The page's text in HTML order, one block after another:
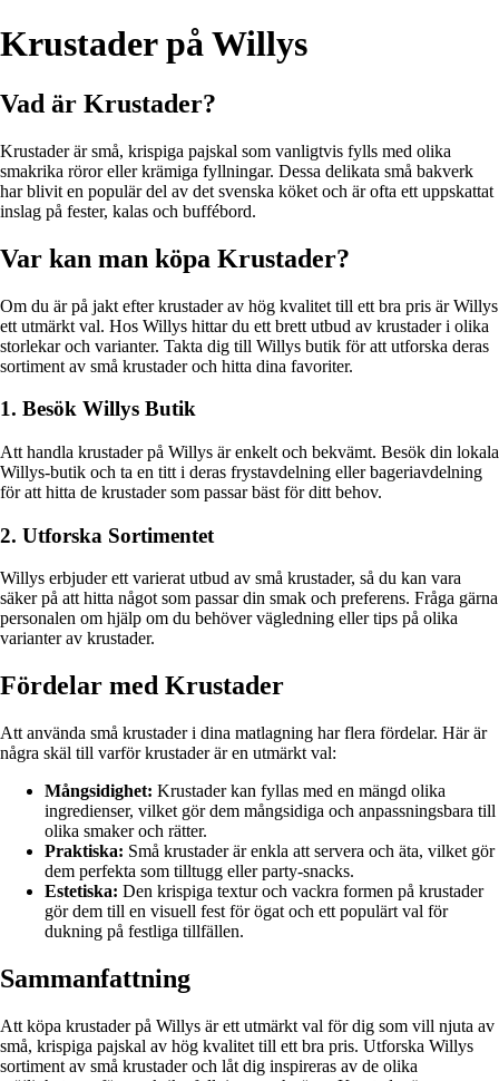
Krustader på Willys
Vad är Krustader?
Krustader är små, krispiga pajskal som vanligtvis fylls med olika
smakrika röror eller krämiga fyllningar. Dessa delikata små bakverk
har blivit en populär del av det svenska köket och är ofta ett uppskattat
inslag på fester, kalas och buffébord.
Var kan man köpa Krustader?
Om du är på jakt efter krustader av hög kvalitet till ett bra pris är Willys
ett utmärkt val. Hos Willys hittar du ett brett utbud av krustader i olika
storlekar och varianter. Takta dig till Willys butik för att utforska deras
sortiment av små krustader och hitta dina favoriter.
1. Besök Willys Butik
Att handla krustader på Willys är enkelt och bekvämt. Besök din lokala
Willys-butik och ta en titt i deras frystavdelning eller bageriavdelning
för att hitta de krustader som passar bäst för ditt behov.
2. Utforska Sortimentet
Willys erbjuder ett varierat utbud av små krustader, så du kan vara
säker på att hitta något som passar din smak och preferens. Fråga gärna
personalen om hjälp om du behöver vägledning eller tips på olika
varianter av krustader.
Fördelar med Krustader
Att använda små krustader i dina matlagning har flera fördelar. Här är
några skäl till varför krustader är en utmärkt val:
Mångsidighet: Krustader kan fyllas med en mängd olika
ingredienser, vilket gör dem mångsidiga och anpassningsbara till
olika smaker och rätter.
Praktiska: Små krustader är enkla att servera och äta, vilket gör
dem perfekta som tilltugg eller party-snacks.
Estetiska: Den krispiga textur och vackra formen på krustader
gör dem till en visuell fest för ögat och ett populärt val för
dukning på festliga tillfällen.
Sammanfattning
Att köpa krustader på Willys är ett utmärkt val för dig som vill njuta av
små, krispiga pajskal av hög kvalitet till ett bra pris. Utforska Willys
sortiment av små krustader och låt dig inspireras av de olika